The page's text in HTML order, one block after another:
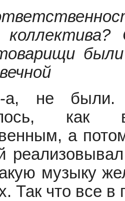
не были.
как
а
музыку
Так что все в